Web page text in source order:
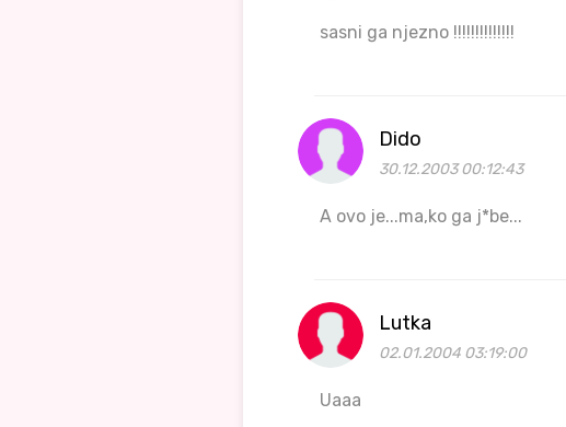
sasni ga njezno !!!!!!!!!!!!!!
Dido
30.12.2003 00:12:43
A ovo je...ma,ko ga j*be...
Lutka
02.01.2004 03:19:00
Uaaa